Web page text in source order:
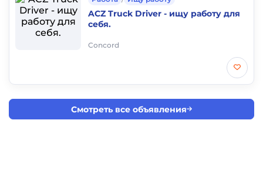
ACZ Truck Driver - ищу работу для
себя.
Concord
Смотреть все объявления